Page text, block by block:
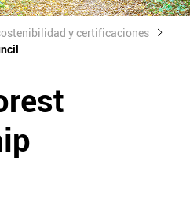
y certificaciones